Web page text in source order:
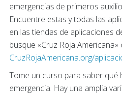
emergencias de primeros
Encuentre estas y todas las
en las tiendas de aplicaciones
busque «Cruz Roja Americana»
CruzRojaAmericana.org/
Tome un curso para saber qué
emergencia. Hay una amplia